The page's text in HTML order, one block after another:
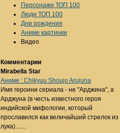
Персонажи ТОП 100
Люди ТОП 100
Дни рождения
Аниме картинки
Видео
Комментарии
Mirabella Star
Аниме : Chikyuu Shoujo Arujuna
Имя героини сериала - не "Арджина", а
Арджуна (в честь известного героя
индийской мифологии, который
прославился как величайший стрелок из
лука).......